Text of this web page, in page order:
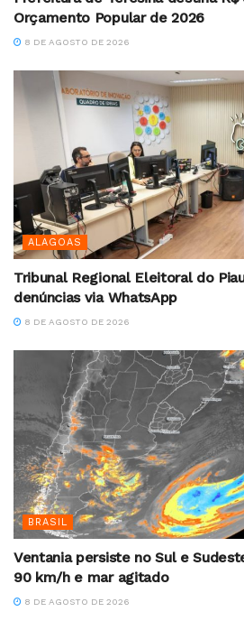
Orçamento Popular de 2026
8 DE AGOSTO DE 2026
ALAGOAS
Tribunal Regional Eleitoral do
denúncias via WhatsApp
8 DE AGOSTO DE 2026
BRASIL
Ventania persiste no Sul e
90 km/h e mar agitado
8 DE AGOSTO DE 2026